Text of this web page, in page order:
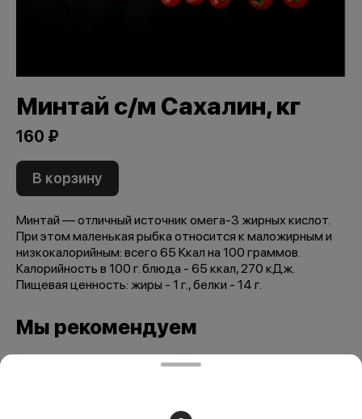
Минтай с/м Сахалин, кг
160 ₽
В корзину
Минтай — отличный источник омега-3 жирных кислот.
При этом маленькая рыбка относится к маложирным и
низкокалорийным: всего 65 Ккал на 100 граммов.
Калорийность в 100 г. блюда - 65 ккал, 270 кДж.
Пищевая ценность: жиры - 1 г., белки - 14 г.
Мы рекомендуем